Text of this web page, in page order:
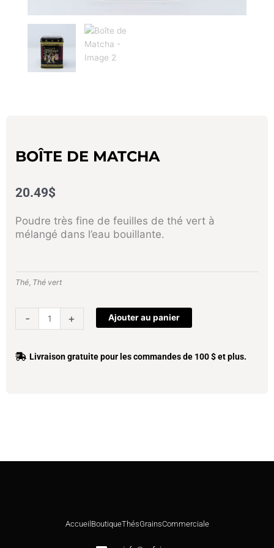
BOÎTE DE MATCHA
20.49$
Poudre très fine de feuilles de thé vert à
mélangé dans l’eau bouillante.
Thé Thé vert
-
de
de
+ Ajouter au panier
Livraison gratuite pour les commandes de 100 $ et plus.
Accueil BoutiqueThésGrainsCommerciale